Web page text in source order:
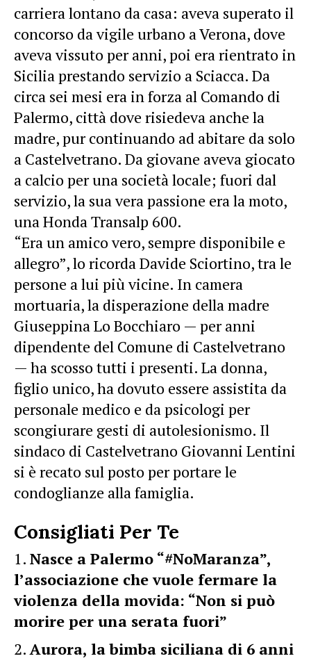
carriera lontano da casa: aveva superato il
concorso da vigile urbano a Verona, dove
aveva vissuto per anni, poi era rientrato in
Sicilia prestando servizio a Sciacca. Da
circa sei mesi era in forza al Comando di
Palermo, città dove risiedeva anche la
madre, pur continuando ad abitare da solo
a Castelvetrano. Da giovane aveva giocato
a calcio per una società locale; fuori dal
servizio, la sua vera passione era la moto,
una Honda Transalp 600.
“Era un amico vero, sempre disponibile e
allegro”, lo ricorda Davide Sciortino, tra le
persone a lui più vicine. In camera
mortuaria, la disperazione della madre
Giuseppina Lo Bocchiaro — per anni
dipendente del Comune di Castelvetrano
— ha scosso tutti i presenti. La donna,
figlio unico, ha dovuto essere assistita da
personale medico e da psicologi per
scongiurare gesti di autolesionismo. Il
sindaco di Castelvetrano Giovanni Lentini
si è recato sul posto per portare le
condoglianze alla famiglia.
Consigliati Per Te
Nasce a Palermo “#NoMaranza”,
l’associazione che vuole fermare la
violenza della movida: “Non si può
morire per una serata fuori”
Aurora, la bimba siciliana di 6 anni